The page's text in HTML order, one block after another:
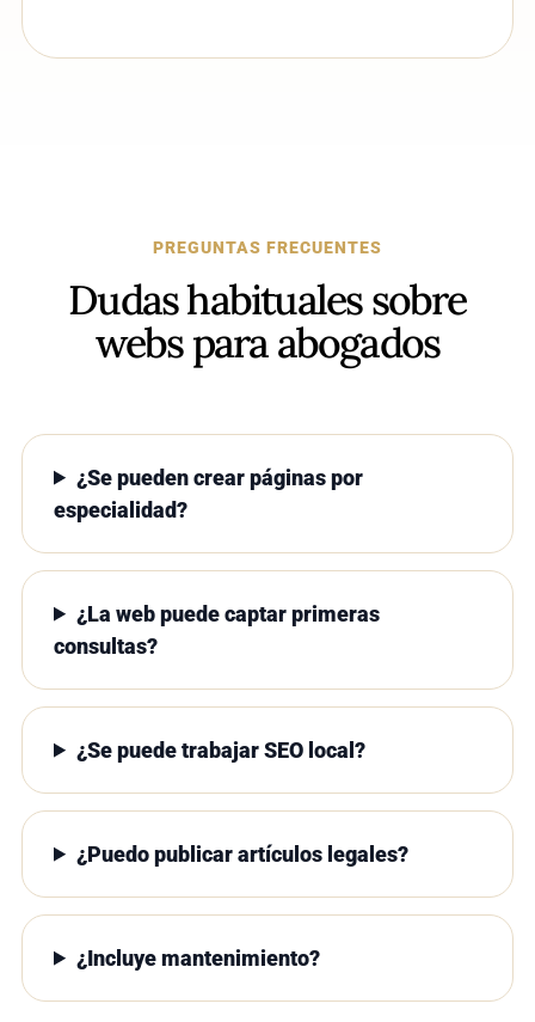
PREGUNTAS FRECUENTES
Dudas habituales sobre
webs para abogados
¿Se pueden crear páginas por
especialidad?
¿La web puede captar primeras
consultas?
¿Se puede trabajar SEO local?
¿Puedo publicar artículos legales?
¿Incluye mantenimiento?